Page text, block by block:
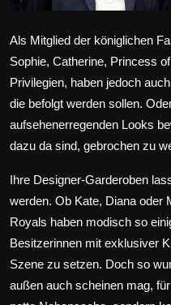
Als Mitglied der königlichen
Sophie, Catherine, Princess
Privilegien, haben jedoch
die befolgt werden sollen.
aufsehenerregenden Looks
dazu da sind, gebrochen zu
Ihre Designer-Garderoben
werden. Ob Kate, Diana oder
Royals haben modisch so
Besitzerinnen mit exklusiver
Szene zu setzen. Doch so
außen auch scheinen mag,